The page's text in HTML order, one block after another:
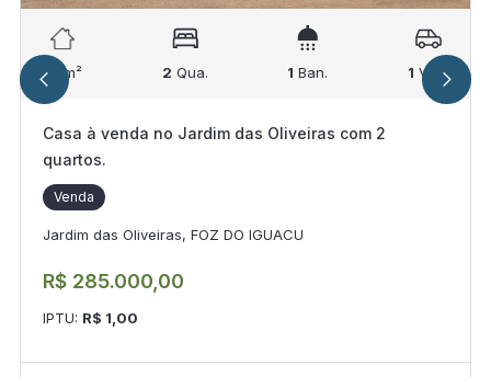
50 m² 2 Qua. 1 Ban. 1 Vag.
Casa à venda no Jardim das Oliveiras com 2
quartos.
Venda
Jardim das Oliveiras, FOZ DO IGUACU
R$ 285.000,00
IPTU: R$ 1,00